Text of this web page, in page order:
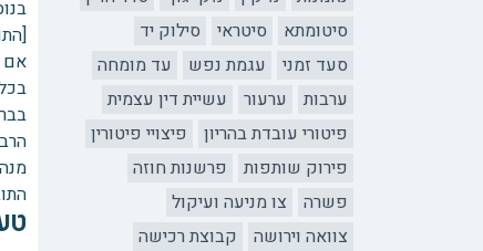
סיטומתא
סיטראי
סילוק יד
סעד זמני
עגמת נפש
עד מומחה
ערבות
ערעור
עשיית דין עצמית
פיטורי עובדת בהריון
פיצויי פיטורין
פירוק שותפות
פרשנות חוזה
פשרה
צו מניעה ועיקול
צוואה וירושה
קבוצת רכישה
אם